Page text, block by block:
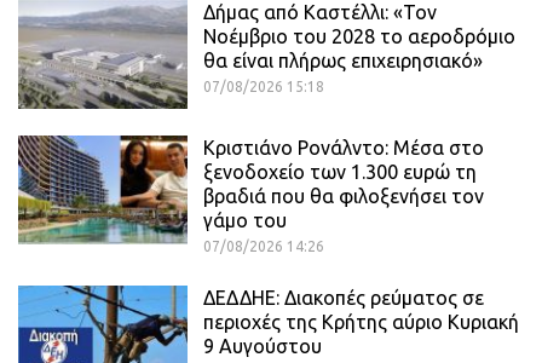
Δήμας από Καστέλλι: «Τον
Νοέμβριο του 2028 το αεροδρόμιο
θα είναι πλήρως επιχειρησιακό»
07/08/2026 15:18
Κριστιάνο Ρονάλντο: Μέσα στο
ξενοδοχείο των 1.300 ευρώ τη
βραδιά που θα φιλοξενήσει τον
γάμο του
07/08/2026 14:26
ΔΕΔΔΗΕ: Διακοπές ρεύματος σε
περιοχές της Κρήτης αύριο Κυριακή
9 Αυγούστου